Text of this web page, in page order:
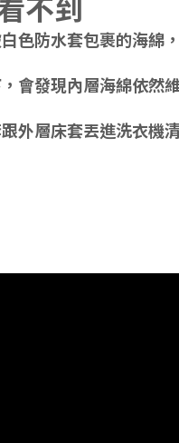
色防水套包裹的海綿
會發現內層海綿依然
外層床套丟進洗衣機